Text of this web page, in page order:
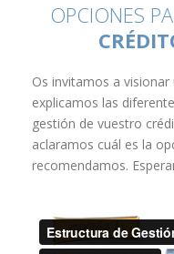
OPCIONES
Os invitamos a
explicamos las
gestión de vuestro
aclaramos cuál es la
recomendamos.